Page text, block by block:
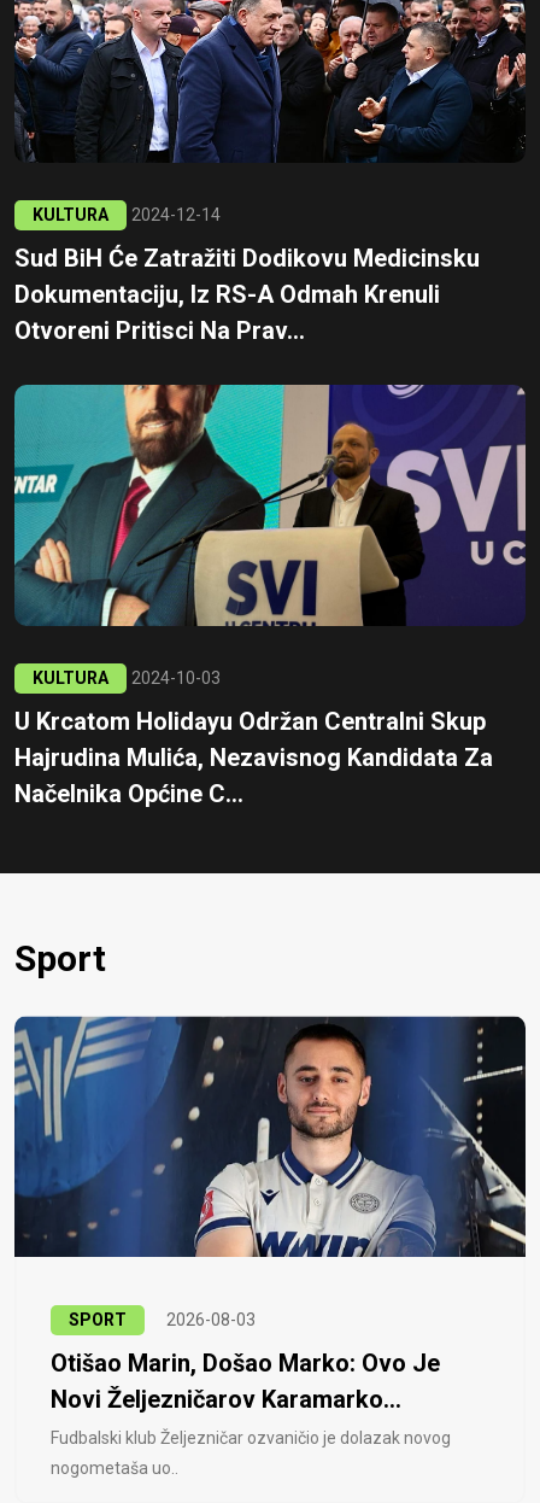
KULTURA 2024-12-14
Sud BiH Će Zatražiti Dodikovu Medicinsku
Dokumentaciju, Iz RS-A Odmah Krenuli
Otvoreni Pritisci Na Prav...
KULTURA 2024-10-03
U Krcatom Holidayu Održan Centralni Skup
Hajrudina Mulića, Nezavisnog Kandidata Za
Načelnika Općine C...
Sport
SPORT 2026-08-03
Otišao Marin, Došao Marko: Ovo Je
Novi Željezničarov Karamarko...
Fudbalski klub Željezničar ozvaničio je dolazak novog
nogometaša uo..